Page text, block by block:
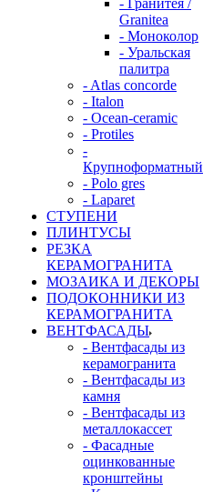
- Гранитея /
Granitea
- Моноколор
- Уральская
палитра
- Atlas concorde
- Italon
- Ocean-ceramic
- Protiles
-
Крупноформатный
- Polo gres
- Laparet
СТУПЕНИ
ПЛИНТУСЫ
РЕЗКА
КЕРАМОГРАНИТА
МОЗАИКА И ДЕКОРЫ
ПОДОКОННИКИ ИЗ
КЕРАМОГРАНИТА
ВЕНТФАСАДЫ
- Вентфасады из
керамогранита
- Вентфасады из
камня
- Вентфасады из
металлокассет
- Фасадные
оцинкованные
кронштейны